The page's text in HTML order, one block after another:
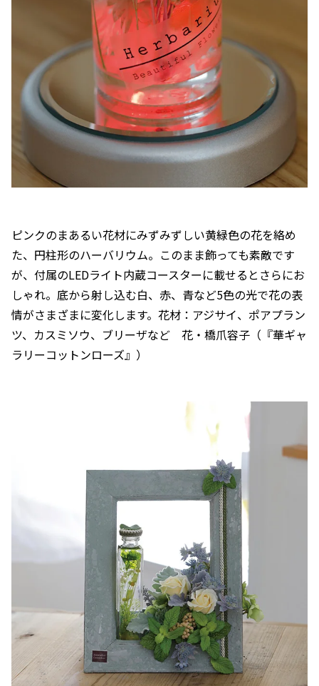
ピンクのまあるい花材にみずみずしい黄緑色の花を絡め
た、円柱形のハーバリウム。このまま飾っても素敵です
が、付属のLEDライト内蔵コースターに載せるとさらにお
しゃれ。底から射し込む白、赤、青など5色の光で花の表
情がさまざまに変化します。花材：アジサイ、ポアプラン
ツ、カスミソウ、ブリーザなど 花・橋爪容子（『華ギャ
ラリーコットンローズ』）